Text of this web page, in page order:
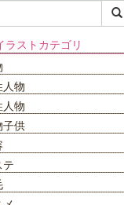
ラストカテゴリ
人物
人物
子供
テ